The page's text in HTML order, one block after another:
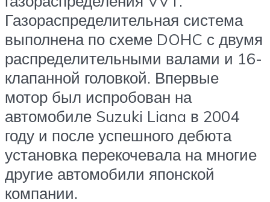
Газораспределительная система
выполнена по схеме DOHC с двумя
распределительными валами и 16-
клапанной головкой. Впервые
мотор был испробован на
автомобиле Suzuki Liana в 2004
году и после успешного дебюта
установка перекочевала на многие
другие автомобили японской
компании.